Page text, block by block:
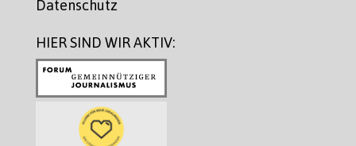
Datenschutz
HIER SIND WIR AKTIV: